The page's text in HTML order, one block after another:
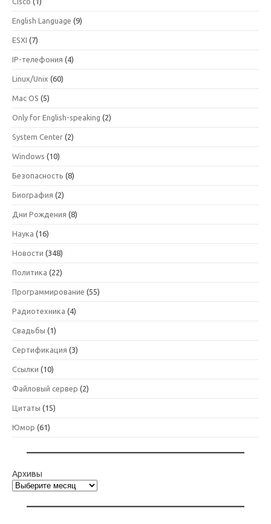
English Language (9)
ESXI (7)
IP-телефония (4)
Linux/Unix (60)
Mac OS (5)
Only for English-speaking (2)
System Center (2)
Windows (10)
Безопасность (8)
Биография (2)
Дни Рождения (8)
Наука (16)
Новости (348)
Политика (22)
Программирование (55)
Радиотехника (4)
Свадьбы (1)
Сертификация (3)
Ссылки (10)
Файловый сервер (2)
Цитаты (15)
Юмор (61)
Архивы